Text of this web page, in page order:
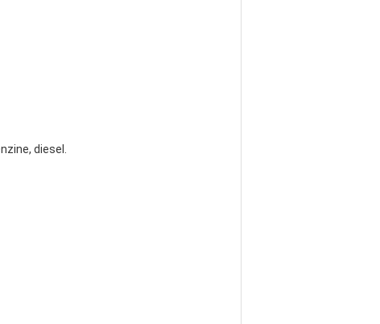
diesel.